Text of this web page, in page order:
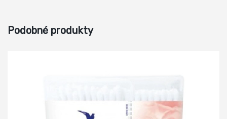
Podobné produkty